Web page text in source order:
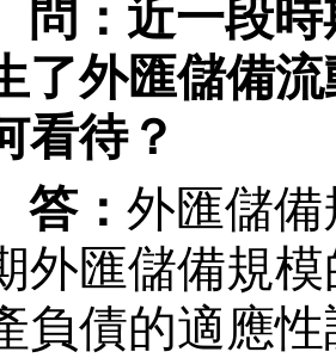
問：近一段
了外匯儲備
看待？
答： 外匯儲
外匯儲備規
負債的適應